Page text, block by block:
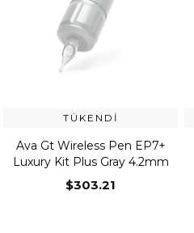
TÜKENDI
Ava Gt Wireless Pen EP7+
Luxury Kit Plus Gray 4.2mm
$303.21